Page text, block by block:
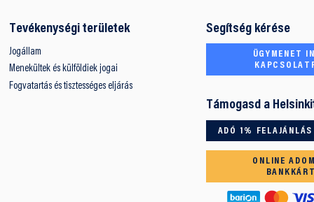
Tevékenységi területek
Jogállam
Menekültek és külföldiek jogai
Fogvatartás és tisztességes eljárás
Segítség kérése
ÜGYMENET
Támogasd a
ADÓ 1% FELAJÁNLÁS
ONLINE